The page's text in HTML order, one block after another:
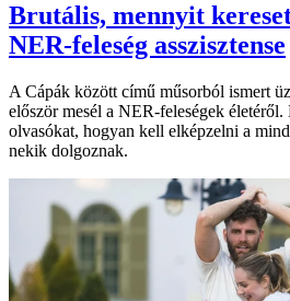
Brutális, mennyit
NER-feleség asszisztense
A Cápák között című műsorból ismert
először mesél a NER-feleségek életéről.
olvasókat, hogyan kell elképzelni a
nekik dolgoznak.